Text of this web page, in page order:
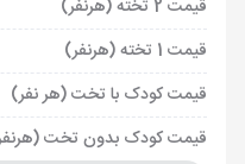
قیمت 2 تخته (هرنفر)
قیمت 1 تخته (هرنفر)
قیمت کودک با تخت (هر نفر)
قیمت کودک بدون تخت